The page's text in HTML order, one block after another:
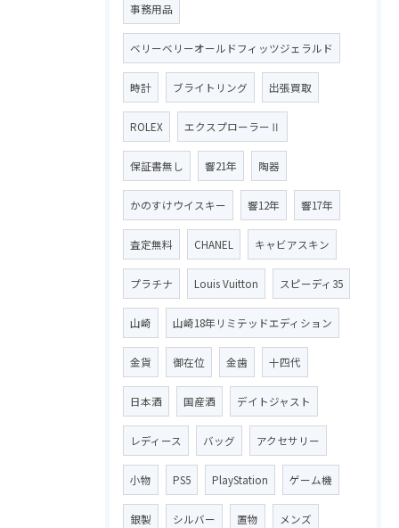
事務用品
ベリーベリーオールドフィッツジェラルド
時計 ブライトリング 出張買取
ROLEX エクスプローラーⅡ
保証書無し 響21年 陶器
かのすけウイスキー 響12年 響17年
査定無料 CHANEL キャビアスキン
プラチナ Louis Vuitton スピーディ35
山崎 山崎18年リミテッドエディション
金貨 御在位 金歯 十四代
日本酒 国産酒 デイトジャスト
レディース バッグ アクセサリー
小物 PS5 PlayStation ゲーム機
銀製 シルバー 置物 メンズ